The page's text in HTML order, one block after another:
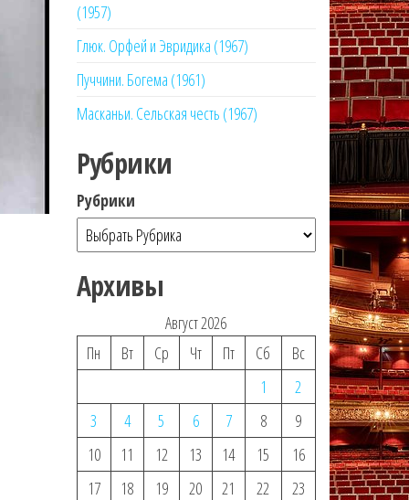
(1957)
Глюк. Орфей и Эвридика (1967)
Пуччини. Богема (1961)
Масканьи. Сельская честь (1967)
Рубрики
Рубрики
Архивы
Август 2026
Пн
Вт Ср Чт Пт Сб
Вс
1
2
3
4 5 6 7 8
9
10
11 12 13 14 15
16
17
18 19 20 21 22
23